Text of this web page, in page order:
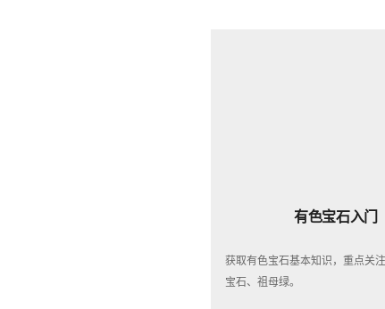
有色宝石入门
获取有色宝石基本知识，重点关
宝石、祖母绿。